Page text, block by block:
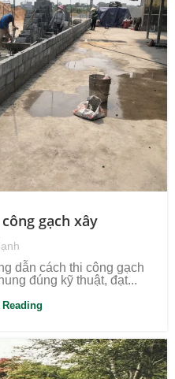
gạch xây
dẫn cách thi công gạch
đúng kỹ thuật, đạt...